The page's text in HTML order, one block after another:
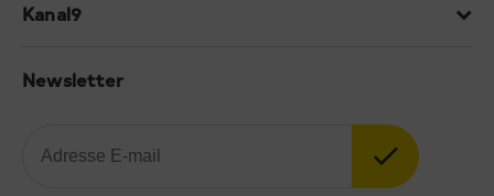
Kanal9
Newsletter